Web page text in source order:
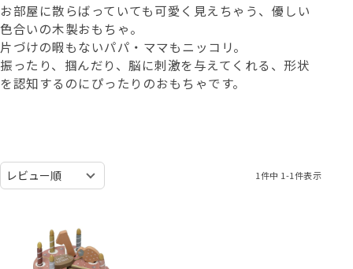
お部屋に散らばっていても可愛く見えちゃう、優しい
色合いの木製おもちゃ。
片づけの暇もないパパ・ママもニッコリ。
振ったり、掴んだり、脳に刺激を与えてくれる、形状
を認知するのにぴったりのおもちゃです。
1件中 1-1件表示